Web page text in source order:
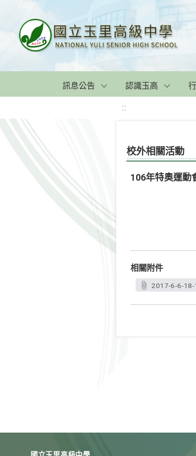
訊息公告 認識玉高
:::
校外相關活動
106年特奧運動
相關附件
2017-6-6-